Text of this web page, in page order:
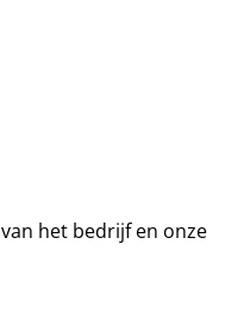
het bedrijf en onze